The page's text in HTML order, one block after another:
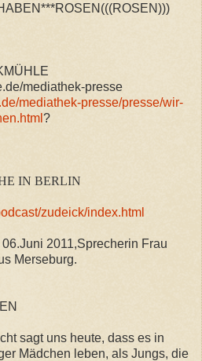
mediathek-presse
mediathek-presse/presse/wir-
?
IN BERLIN
zudeick/index.html
2011,Sprecherin Frau
Merseburg.
sagt uns heute, dass es in
Mädchen leben, als Jungs, die